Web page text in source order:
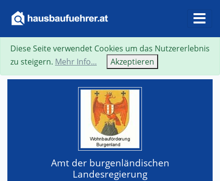
Suche Neue Suche Zurück
Amt der burgenländischen
Landesregierung
Diese Seite verwendet Cookies um das Nutzererlebnis
zu steigern. Mehr Info... Akzeptieren